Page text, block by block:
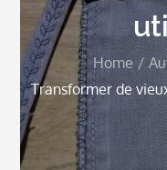
Home
Transformer de